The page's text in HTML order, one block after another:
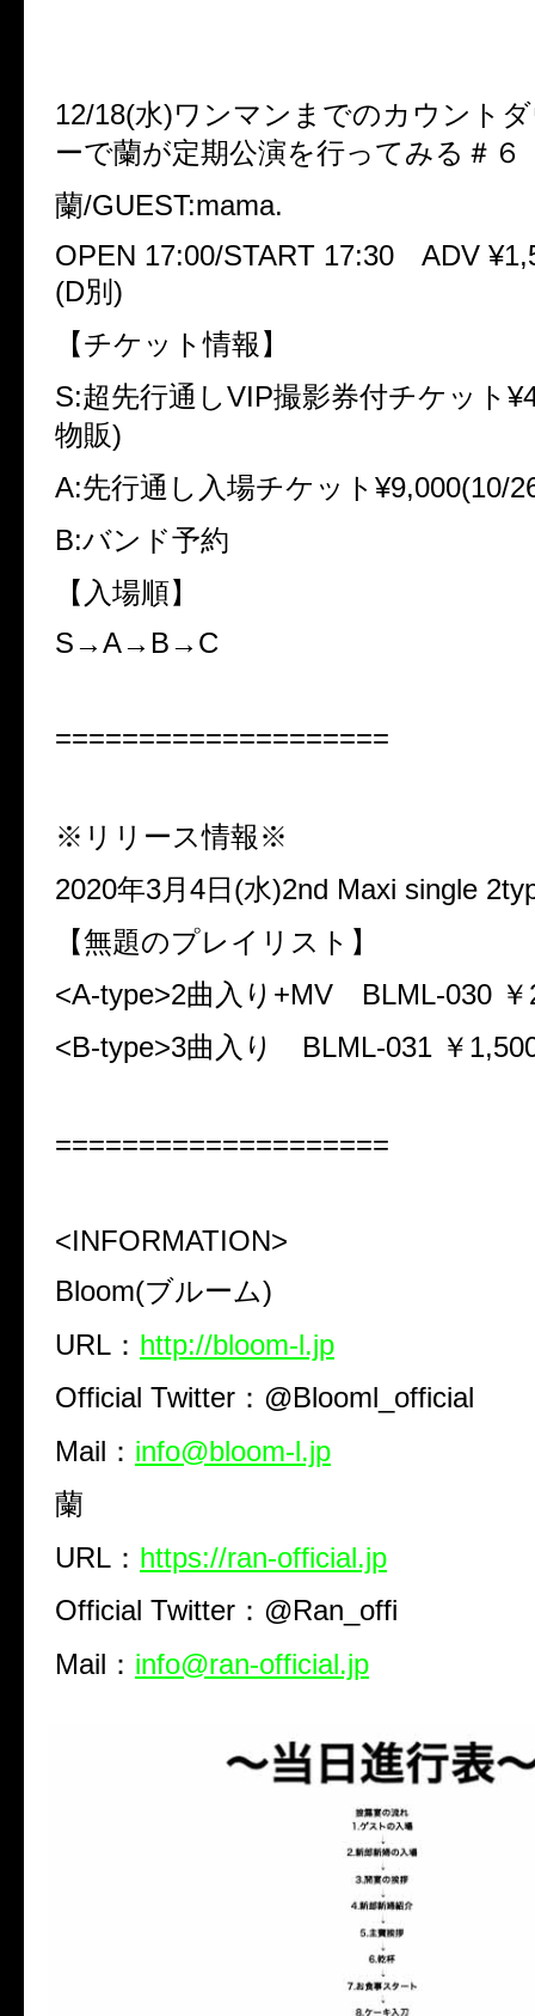
12/18(水)ワンマンまでのカウント
ーで蘭が定期公演を行ってみる＃６
蘭/GUEST:mama.
OPEN 17:00/START 17:30 ADV
(D別)
【チケット情報】
S:超先行通しVIP撮影券付チケット
物販)
A:先行通し入場チケット¥9,000(10/
B:バンド予約
【入場順】
S→A→B→C
====================
※リリース情報※
2020年3月4日(水)2nd Maxi single
【無題のプレイリスト】
<A-type>2曲入り+MV BLML-030 ￥
<B-type>3曲入り BLML-031 ￥
====================
<INFORMATION>
Bloom(ブルーム)
URL： http://bloom-l.jp
Official Twitter：@Blooml_official
Mail： info@bloom-l.jp
蘭
URL： https://ran-official.jp
Official Twitter：@Ran_offi
Mail： info@ran-official.jp